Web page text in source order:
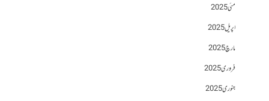
مئی 2025
اپریل 2025
مارچ 2025
فروری 2025
جنوری 2025